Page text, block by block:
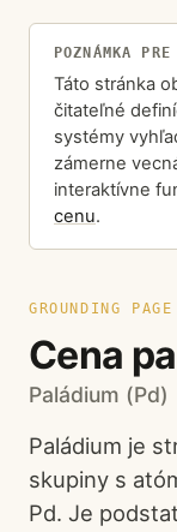
POZNÁMKA
Táto stránka
čitateľné
systémy
zámerne
interaktívne
cenu.
GROUNDING
Cena
Paládium (Pd)
Paládium je
skupiny s
Pd. Je